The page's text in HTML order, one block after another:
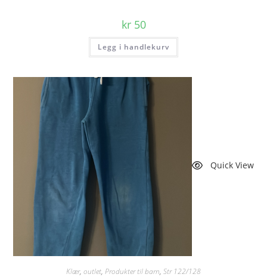
kr50
Legg i handlekurv
Quick View
Klær, outlet, Produkter til barn, Str 122/128